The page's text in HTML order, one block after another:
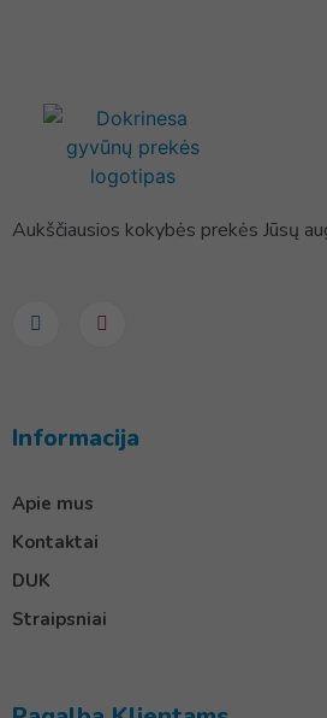
Aukščiausios kokybės prekės Jūsų
Informacija
Apie mus
Kontaktai
DUK
Straipsniai